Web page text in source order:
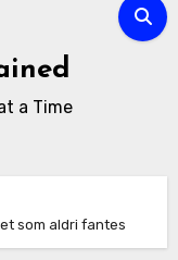
a Time
som aldri fantes